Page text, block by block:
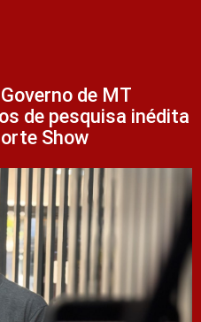
de MT
de pesquisa inédita
Show